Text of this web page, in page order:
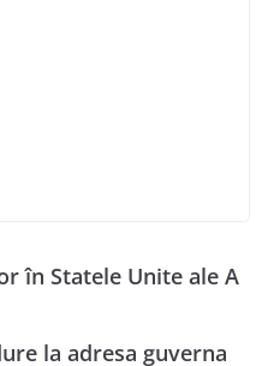
în Statele Unite ale A
la adresa guverna